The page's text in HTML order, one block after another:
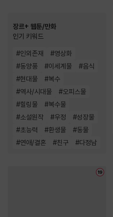
장르+ 웹툰/만화
인기 키워드
#인외존재 #영상화
#동양풍 #이세계물 #음식
#현대물 #복수
#역사/시대물 #오피스물
#힐링물 #복수물
#소설원작 #우정 #성장물
#초능력 #환생물 #동물
#연애/결혼 #친구 #다정남